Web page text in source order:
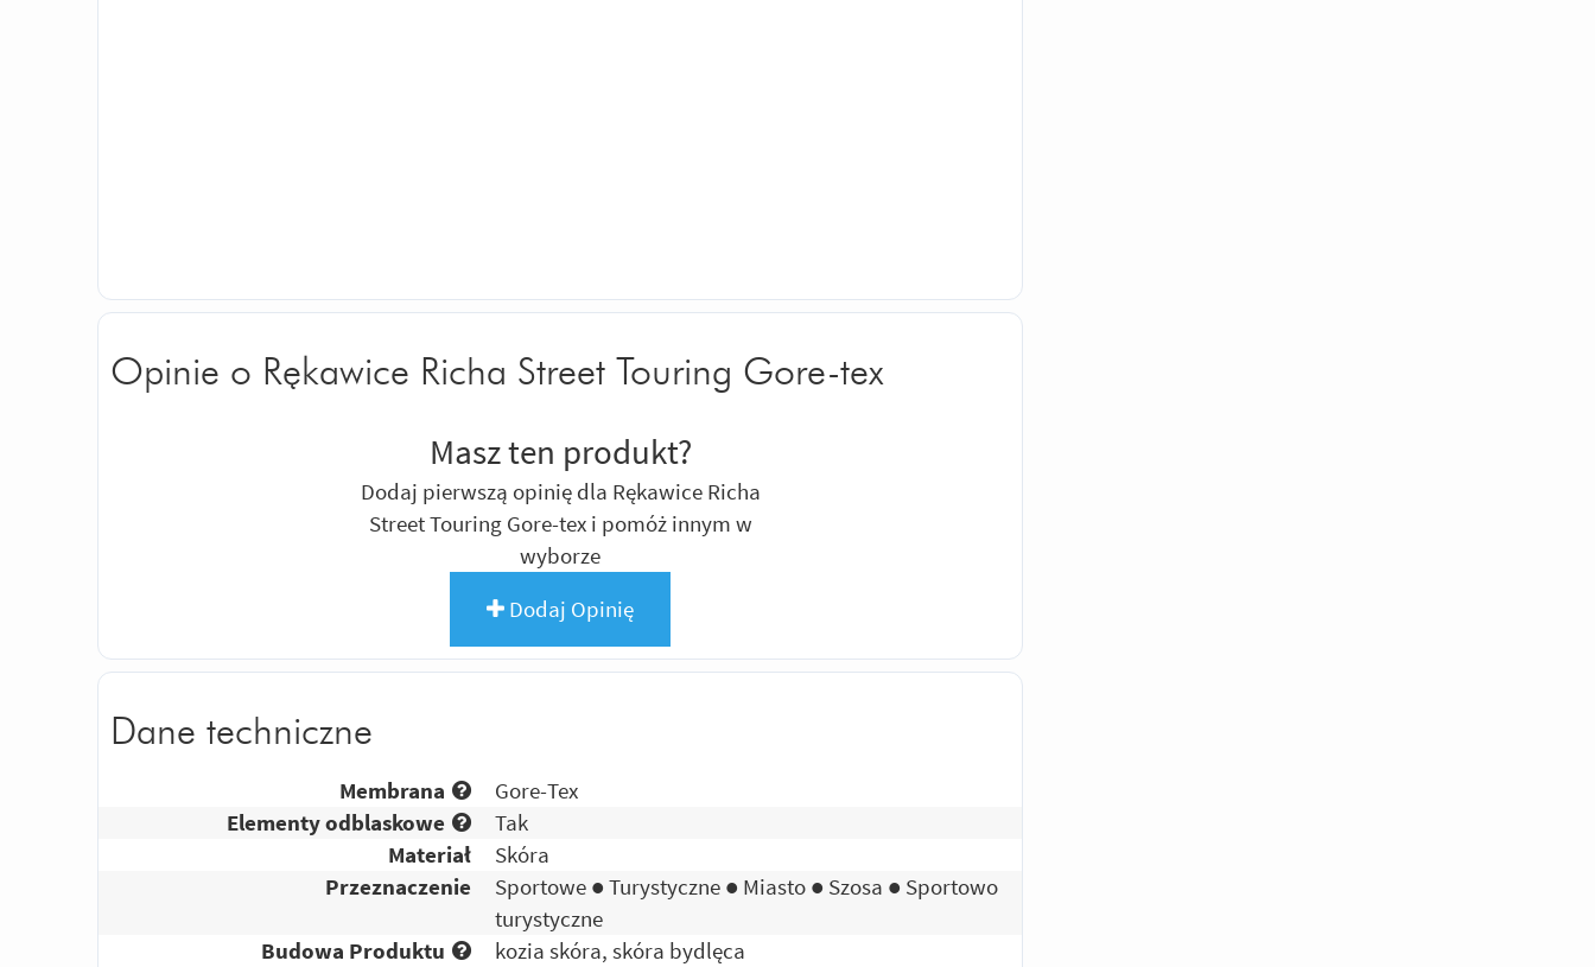
Opinie o Rękawice Richa Street Touring Gore-tex
Masz ten produkt?
Dodaj pierwszą opinię dla Rękawice Richa
Street Touring Gore-tex i pomóż innym w
wyborze
Dodaj Opinię
Dane techniczne
Membrana
Gore-Tex
Elementy odblaskowe
Tak
Materiał
Skóra
Przeznaczenie
Sportowe ● Turystyczne ● Miasto ● Szosa ● Sportowo
turystyczne
Budowa Produktu
kozia skóra, skóra bydlęca